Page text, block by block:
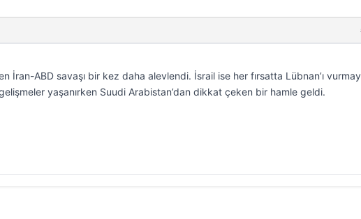
İran-ABD savaşı bir kez daha alevlendi. İsrail ise her fırsatta Lübnan’ı
yaşanırken Suudi Arabistan’dan dikkat çeken bir hamle geldi.